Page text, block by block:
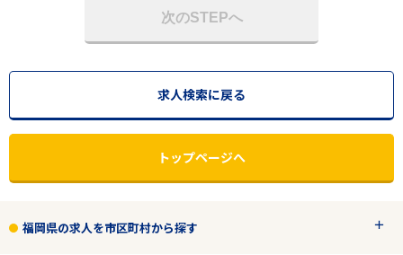
次のSTEPへ
求人検索に戻る
トップページへ
福岡県の求人を市区町村から探す